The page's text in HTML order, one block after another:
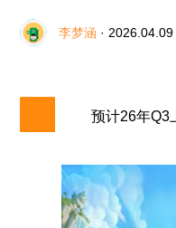
李梦涵 · 2026.04.09
预计26年Q3